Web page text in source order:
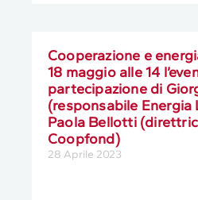
Cooperazione e
18 maggio alle 14
partecipazione di
(responsabile Energia
Paola Bellotti
Coopfond)
28 Aprile 2023